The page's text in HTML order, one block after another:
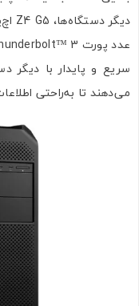
سریع و پایدار با دیگر
می‌دهند تا به‌راحتی